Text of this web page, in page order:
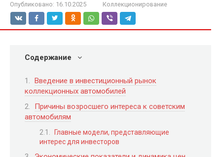
Опубликовано: 16.10.2025 Коллекционирование
Содержание
Введение в инвестиционный рынок
коллекционных автомобилей
Причины возросшего интереса к советским
автомобилям
Главные модели, представляющие
интерес для инвесторов